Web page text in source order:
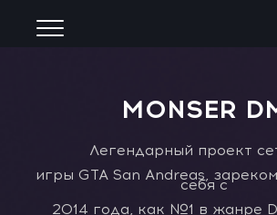
MONSER
Легендарный проект
игры GTA San Andreas,
себя с
2014 года, как №1 в жанре